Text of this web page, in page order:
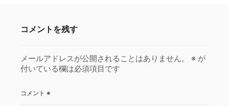
コメントを残す
メールアドレスが公開されることはありません。 ※ が
付いている欄は必須項目です
コメント ※